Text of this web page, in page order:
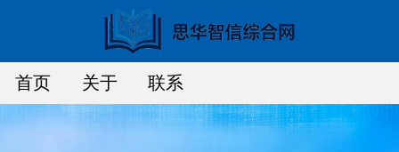
首页 关于 联系